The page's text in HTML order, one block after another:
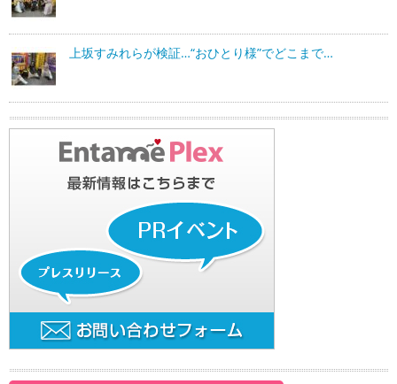
上坂すみれらが検証…“おひとり様”でどこまで…